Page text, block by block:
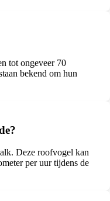
tot ongeveer 70
bekend om hun
Deze roofvogel kan
per uur tijdens de